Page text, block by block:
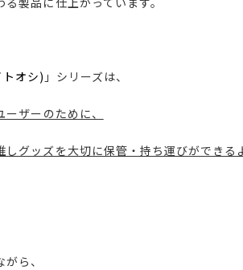
トオシ) 」 シリーズは、
ーザーのために、
しグッズを大切に保管・持ち運びができる
ら、